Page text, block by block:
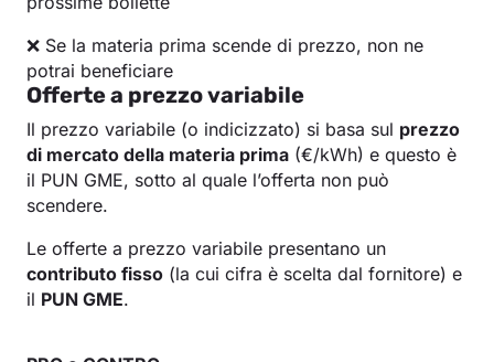
❌ Se la materia prima scende di prezzo, non ne
potrai beneficiare
Offerte a prezzo variabile
Il prezzo variabile (o indicizzato) si basa sul prezzo
di mercato della materia prima (€/kWh) e questo è
il PUN GME, sotto al quale l’offerta non può
scendere.
Le offerte a prezzo variabile presentano un
contributo fisso (la cui cifra è scelta dal fornitore) e
il PUN GME.